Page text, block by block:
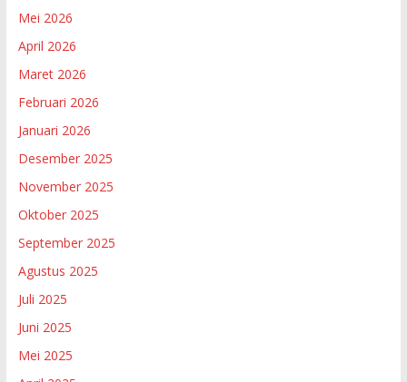
Mei 2026
April 2026
Maret 2026
Februari 2026
Januari 2026
Desember 2025
November 2025
Oktober 2025
September 2025
Agustus 2025
Juli 2025
Juni 2025
Mei 2025